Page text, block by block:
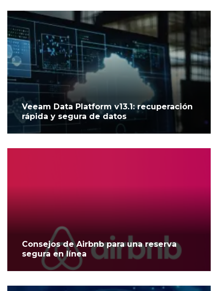
Veeam Data Platform v13.1: recuperación
rápida y segura de datos
Consejos de Airbnb para una reserva
segura en línea